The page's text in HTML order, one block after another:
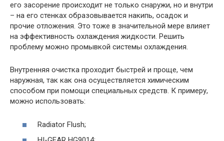
его засорение происходит не только снаружи, но и внутри
– на его стенках образовывается накипь, осадок и
прочие отложения. Это тоже в значительной мере влияет
на эффективность охлаждения жидкости. Решить
проблему можно промывкой системы охлаждения.
Внутренняя очистка проходит быстрей и проще, чем
наружная, так как она осуществляется химическим
способом при помощи специальных средств. К примеру,
можно использовать:
Radiator Flush;